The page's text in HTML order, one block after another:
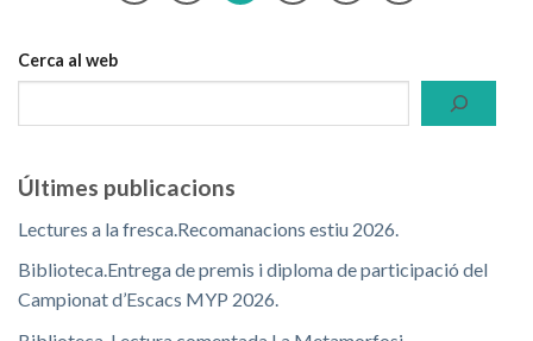
Cerca al web
Últimes publicacions
Lectures a la fresca.Recomanacions estiu 2026.
Biblioteca.Entrega de premis i diploma de participació del
Campionat d’Escacs MYP 2026.